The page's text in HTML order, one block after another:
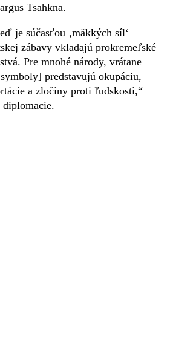
Tsahkna.
je súčasťou ‚mäkkých síl‘
zábavy vkladajú prokremeľské
Pre mnohé národy, vrátane
predstavujú okupáciu,
a zločiny proti ľudskosti,“
diplomacie.